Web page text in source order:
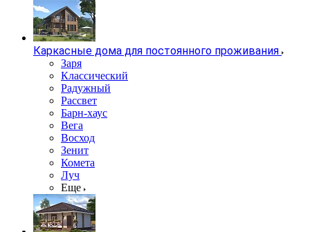
Каркасные дома для постоянного проживания
Заря
Классический
Радужный
Рассвет
Барн-хаус
Вега
Восход
Зенит
Комета
Луч
Еще